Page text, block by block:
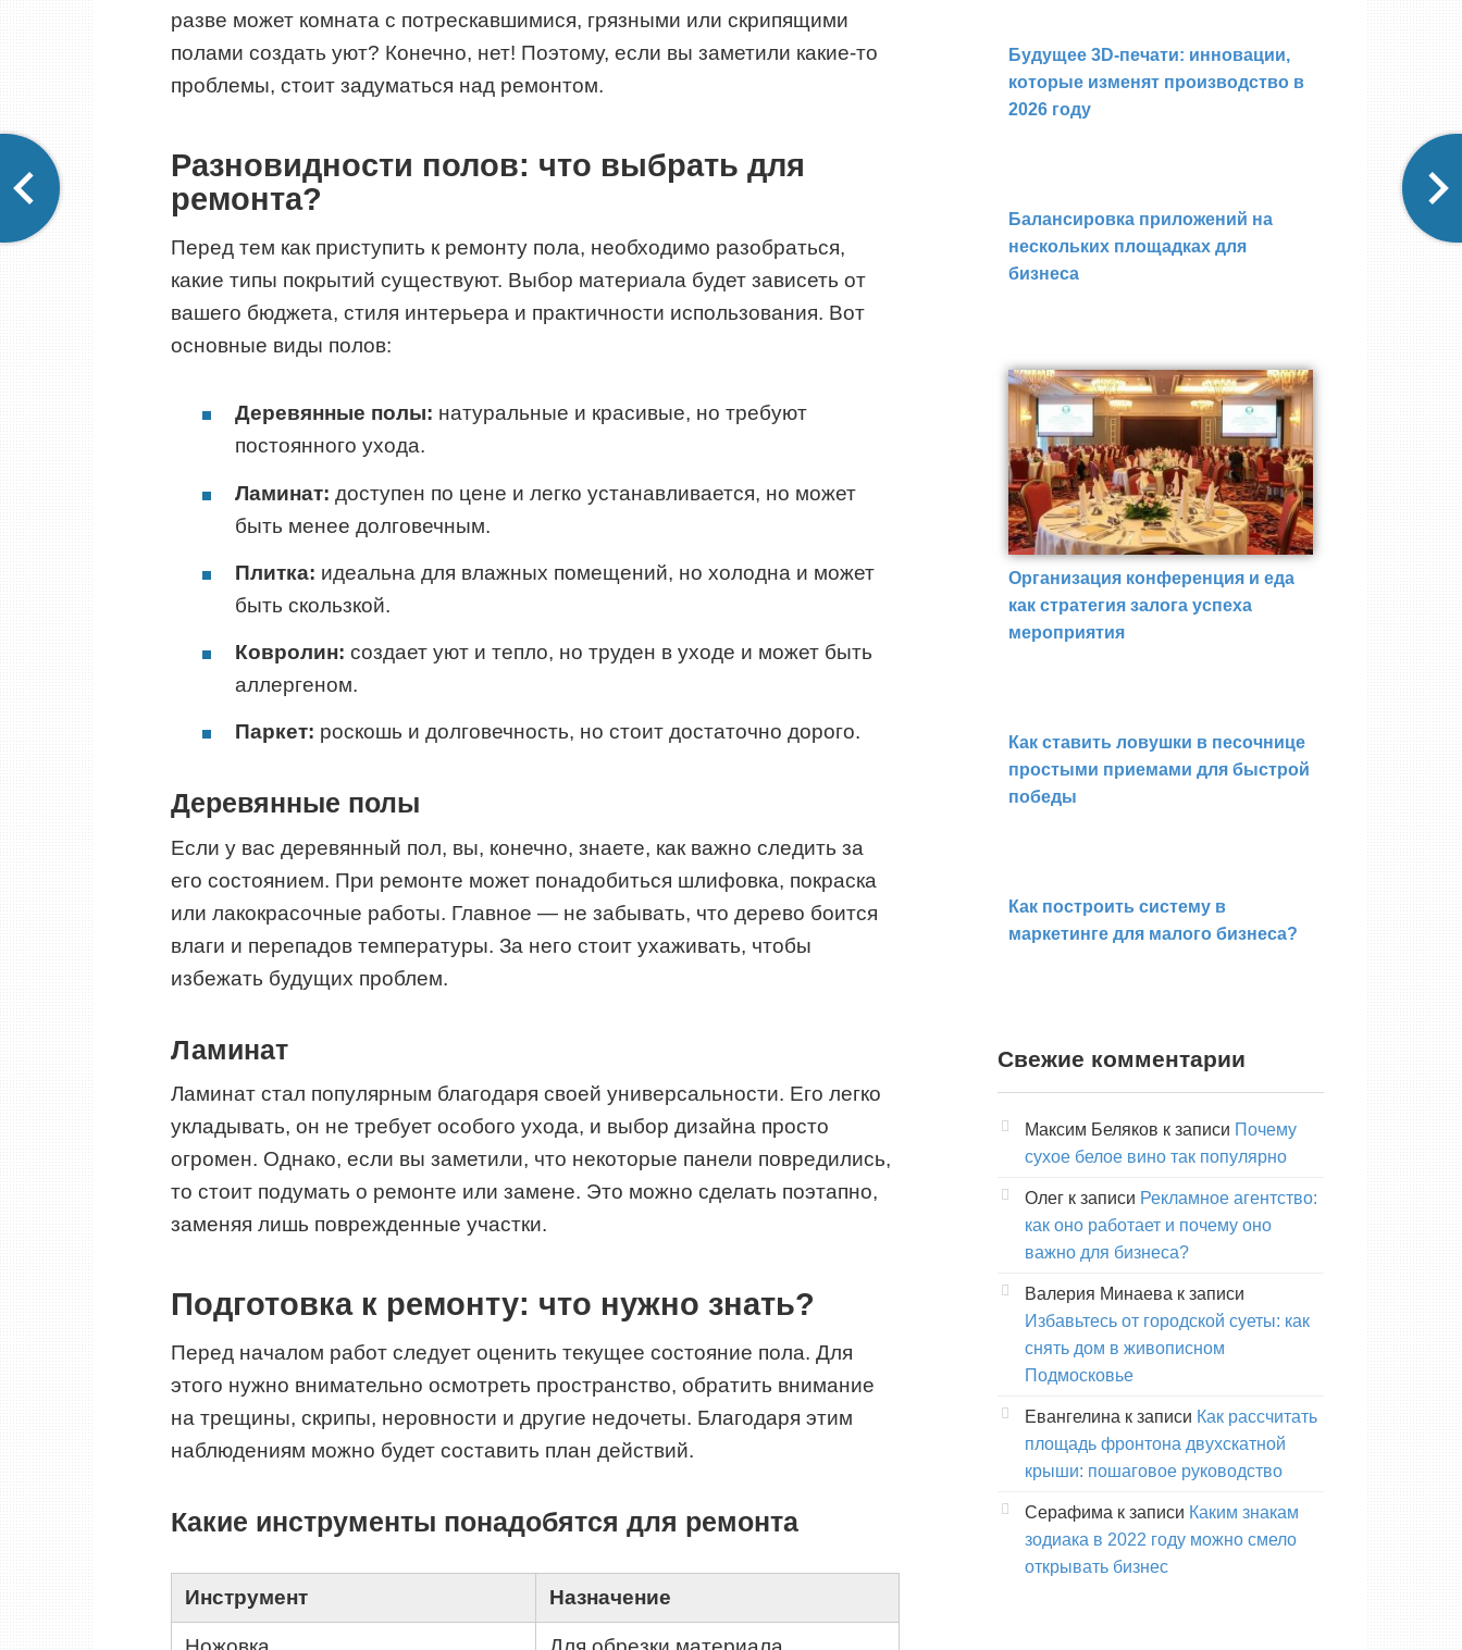
разве может комната с потрескавшимися, грязными или скрипящими
полами создать уют? Конечно, нет! Поэтому, если вы заметили какие-то
проблемы, стоит задуматься над ремонтом.
Разновидности полов: что выбрать для
ремонта?
Перед тем как приступить к ремонту пола, необходимо разобраться,
какие типы покрытий существуют. Выбор материала будет зависеть от
вашего бюджета, стиля интерьера и практичности использования. Вот
основные виды полов:
Деревянные полы: натуральные и красивые, но требуют
постоянного ухода.
Ламинат: доступен по цене и легко устанавливается, но может
быть менее долговечным.
Плитка: идеальна для влажных помещений, но холодна и может
быть скользкой.
Ковролин: создает уют и тепло, но труден в уходе и может быть
аллергеном.
Паркет: роскошь и долговечность, но стоит достаточно дорого.
Деревянные полы
Если у вас деревянный пол, вы, конечно, знаете, как важно следить за
его состоянием. При ремонте может понадобиться шлифовка, покраска
или лакокрасочные работы. Главное — не забывать, что дерево боится
влаги и перепадов температуры. За него стоит ухаживать, чтобы
избежать будущих проблем.
Ламинат
Ламинат стал популярным благодаря своей универсальности. Его легко
укладывать, он не требует особого ухода, и выбор дизайна просто
огромен. Однако, если вы заметили, что некоторые панели повредились,
то стоит подумать о ремонте или замене. Это можно сделать поэтапно,
заменяя лишь поврежденные участки.
Подготовка к ремонту: что нужно знать?
Перед началом работ следует оценить текущее состояние пола. Для
этого нужно внимательно осмотреть пространство, обратить внимание
на трещины, скрипы, неровности и другие недочеты. Благодаря этим
наблюдениям можно будет составить план действий.
Какие инструменты понадобятся для ремонта
Инструмент Назначение
Будущее 3D-печати: инновации,
которые изменят производство в
2026 году
Балансировка приложений на
нескольких площадках для
бизнеса
Организация конференция и еда
как стратегия залога успеха
мероприятия
Как ставить ловушки в песочнице
простыми приемами для быстрой
победы
Как построить систему в
маркетинге для малого бизнеса?
Свежие комментарии
Максим Беляков к записи Почему
сухое белое вино так популярно
Олег к записи Рекламное агентство:
как оно работает и почему оно
важно для бизнеса?
Валерия Минаева к записи
Избавьтесь от городской суеты: как
снять дом в живописном
Подмосковье
Евангелина к записи Как рассчитать
площадь фронтона двухскатной
крыши: пошаговое руководство
Серафима к записи Каким знакам
зодиака в 2022 году можно смело
открывать бизнес